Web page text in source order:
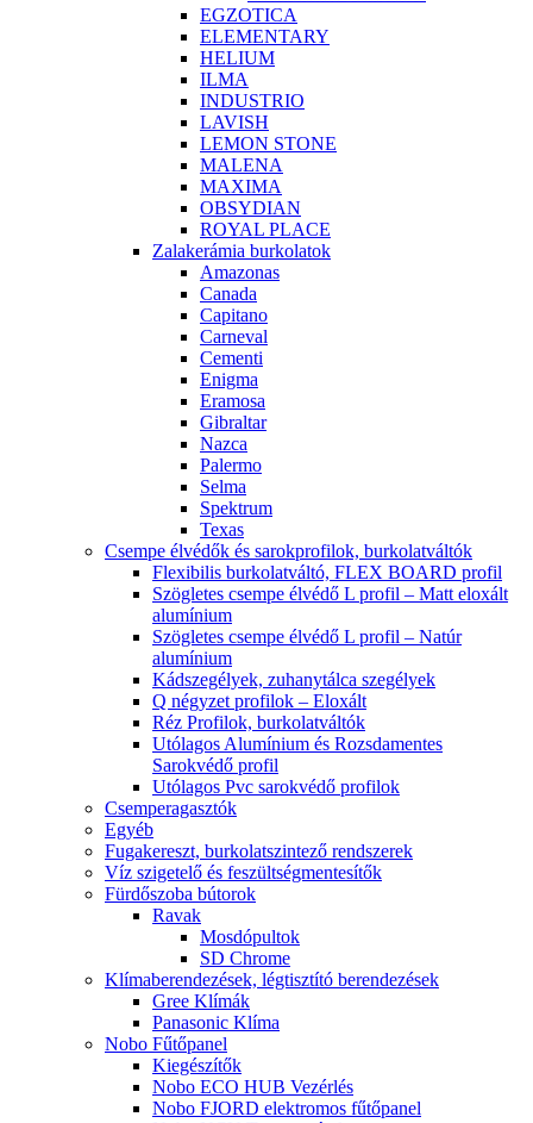
EGZOTICA
ELEMENTARY
HELIUM
ILMA
INDUSTRIO
LAVISH
LEMON STONE
MALENA
MAXIMA
OBSYDIAN
ROYAL PLACE
Zalakerámia burkolatok
Amazonas
Canada
Capitano
Carneval
Cementi
Enigma
Eramosa
Gibraltar
Nazca
Palermo
Selma
Spektrum
Texas
Csempe élvédők és sarokprofilok, burkolatváltók
Flexibilis burkolatváltó, FLEX BOARD profil
Szögletes csempe élvédő L profil – Matt eloxált
alumínium
Szögletes csempe élvédő L profil – Natúr
alumínium
Kádszegélyek, zuhanytálca szegélyek
Q négyzet profilok – Eloxált
Réz Profilok, burkolatváltók
Utólagos Alumínium és Rozsdamentes
Sarokvédő profil
Utólagos Pvc sarokvédő profilok
Csemperagasztók
Egyéb
Fugakereszt, burkolatszintező rendszerek
Víz szigetelő és feszültségmentesítők
Fürdőszoba bútorok
Ravak
Mosdópultok
SD Chrome
Klímaberendezések, légtisztító berendezések
Gree Klímák
Panasonic Klíma
Nobo Fűtőpanel
Kiegészítők
Nobo ECO HUB Vezérlés
Nobo FJORD elektromos fűtőpanel